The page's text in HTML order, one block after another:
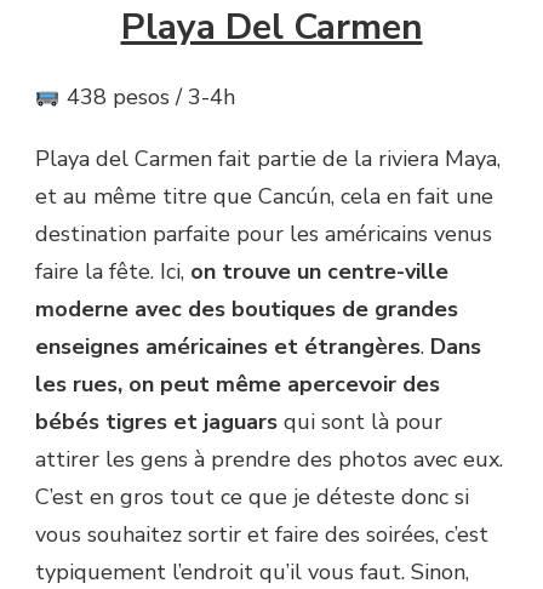
Playa Del Carmen
438 pesos / 3-4h
Playa del Carmen fait partie de la riviera Maya,
et au même titre que Cancún, cela en fait une
destination parfaite pour les américains venus
faire la fête. Ici, on trouve un centre-ville
moderne avec des boutiques de grandes
enseignes américaines et étrangères. Dans
les rues, on peut même apercevoir des
bébés tigres et jaguars qui sont là pour
attirer les gens à prendre des photos avec eux.
C’est en gros tout ce que je déteste donc si
vous souhaitez sortir et faire des soirées, c’est
typiquement l’endroit qu’il vous faut. Sinon,